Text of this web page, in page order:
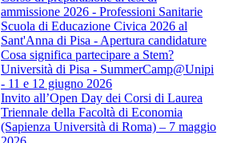
ammissione 2026 - Professioni Sanitarie
Scuola di Educazione Civica 2026 al
Sant'Anna di Pisa - Apertura candidature
Cosa significa partecipare a Stem?
Università di Pisa - SummerCamp@Unipi
- 11 e 12 giugno 2026
Invito all’Open Day dei Corsi di Laurea
Triennale della Facoltà di Economia
(Sapienza Università di Roma) – 7 maggio